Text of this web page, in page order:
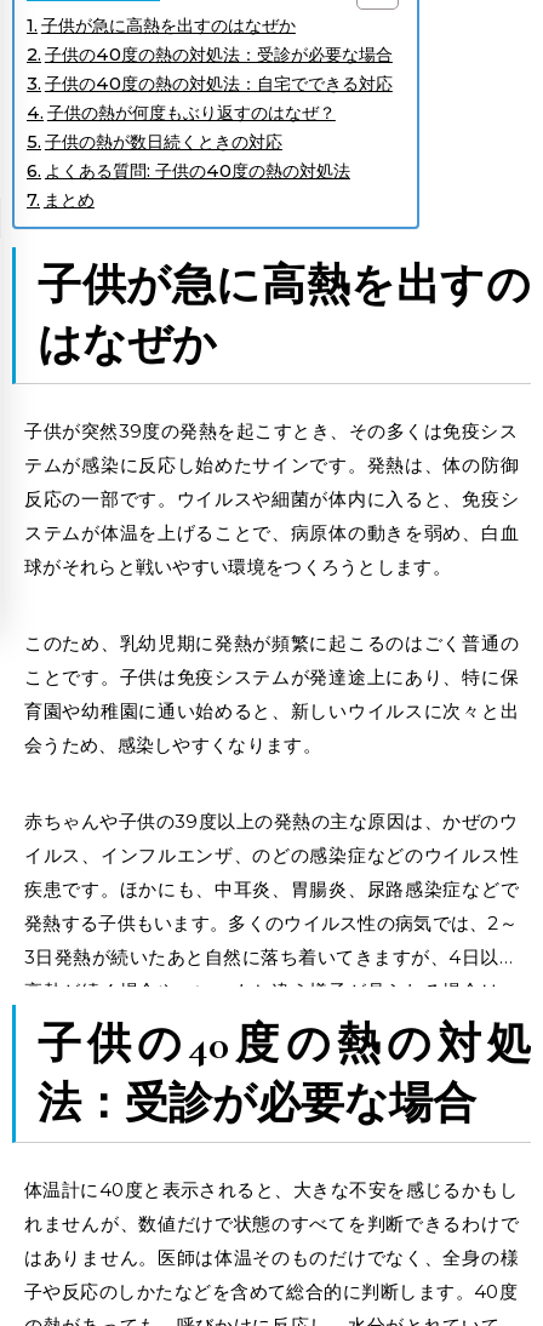
子供が急に高熱を出すのはなぜか
子供の40度の熱の対処法：受診が必要な場合
子供の40度の熱の対処法：自宅でできる対応
子供の熱が何度もぶり返すのはなぜ？
子供の熱が数日続くときの対応
よくある質問: 子供の40度の熱の対処法
まとめ
子供が急に高熱を出すの
はなぜか
子供が突然39度の発熱を起こすとき、その多くは免疫シス
テムが感染に反応し始めたサインです。発熱は、体の防御
反応の一部です。ウイルスや細菌が体内に入ると、免疫シ
ステムが体温を上げることで、病原体の動きを弱め、白血
球がそれらと戦いやすい環境をつくろうとします。
このため、乳幼児期に発熱が頻繁に起こるのはごく普通の
ことです。子供は免疫システムが発達途上にあり、特に保
育園や幼稚園に通い始めると、新しいウイルスに次々と出
会うため、感染しやすくなります。
赤ちゃんや子供の39度以上の発熱の主な原因は、かぜのウ
イルス、インフルエンザ、のどの感染症などのウイルス性
疾患です。ほかにも、中耳炎、胃腸炎、尿路感染症などで
発熱する子供もいます。多くのウイルス性の病気では、2～
3日発熱が続いたあと自然に落ち着いてきますが、4日以上
高熱が続く場合や、いつもと違う様子が見られる場合は、
早めの受診が必要です。
子供の40度の熱の対処
法：受診が必要な場合
体温計に40度と表示されると、大きな不安を感じるかもし
れませんが、数値だけで状態のすべてを判断できるわけで
はありません。医師は体温そのものだけでなく、全身の様
子や反応のしかたなどを含めて総合的に判断します。40度